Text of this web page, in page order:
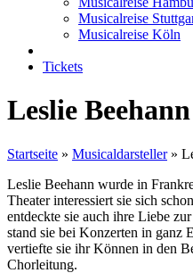
Musicalreise
Musicalreise Köln
Tickets
Leslie Beehann
Startseite » Musicaldarsteller»
Leslie Beehann wurde in
Theater interessiert sie sich
entdeckte sie auch ihre Liebe
stand sie bei Konzerten in ganz
vertiefte sie ihr Können in den
Chorleitung.